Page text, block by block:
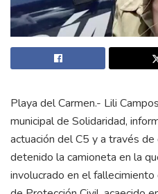
Playa del Carmen.- Lili
municipal de Solidaridad,
actuación del C5 y a través de
detenido la camioneta en la
involucrado en el